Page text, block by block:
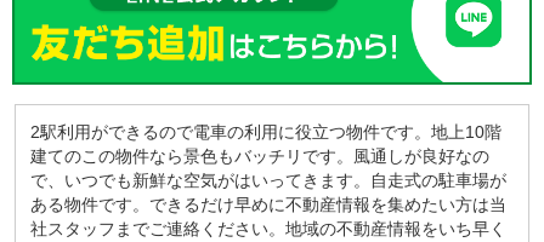
2駅利用ができるので電車の利用に役立つ物件です。地上10階
建てのこの物件なら景色もバッチリです。風通しが良好なの
で、いつでも新鮮な空気がはいってきます。自走式の駐車場が
ある物件です。できるだけ早めに不動産情報を集めたい方は当
社スタッフまでご連絡ください。地域の不動産情報をいち早く